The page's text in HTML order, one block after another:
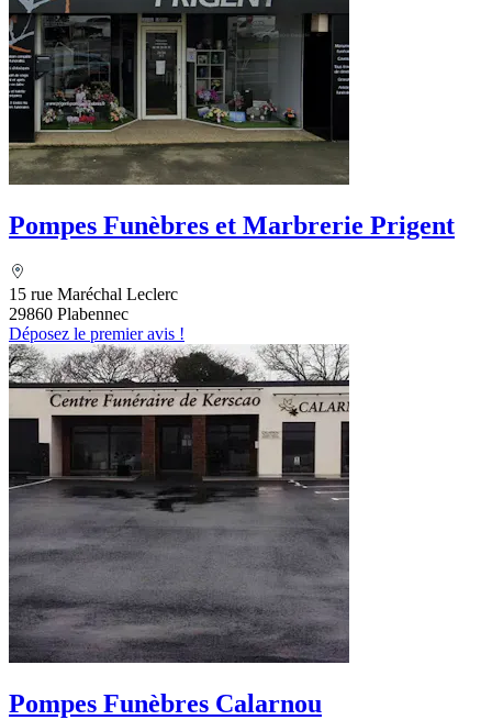
Pompes Funèbres et Marbrerie Prigent
15 rue Maréchal Leclerc
29860 Plabennec
Déposez le premier avis !
Pompes Funèbres Calarnou